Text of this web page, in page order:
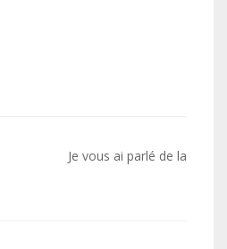
Je vous ai parlé de la